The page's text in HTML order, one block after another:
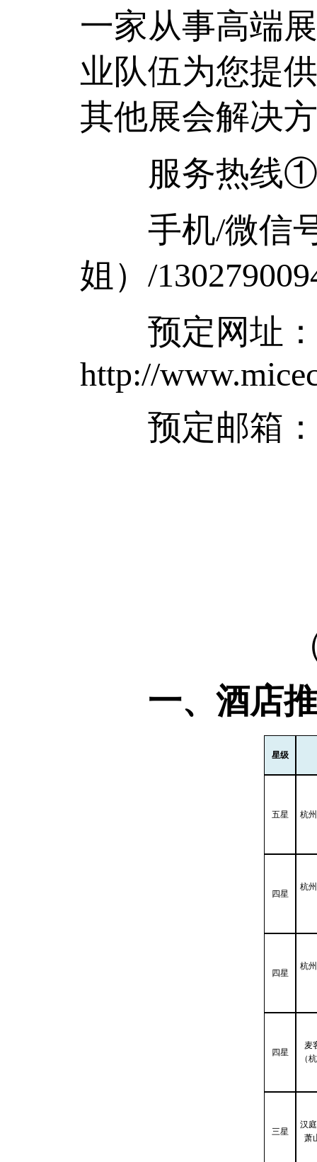
一家从事高端
业队伍为您提
其他展会解决
服务热线①：
手机/微信号
姐）/
预定网址：
http://
预定邮箱：
一、酒店
星级
五星 杭
四星
杭
四星
杭
四星
麦
（
三星
汉
萧